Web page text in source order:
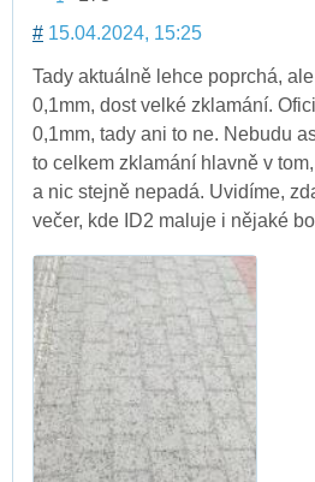
# 15.04.2024, 15:25
Tady aktuálně lehce poprchá,
0,1mm, dost velké zklamání.
0,1mm, tady ani to ne. Nebudu
to celkem zklamání hlavně v
a nic stejně nepadá. Uvidíme,
večer, kde ID2 maluje i nějaké